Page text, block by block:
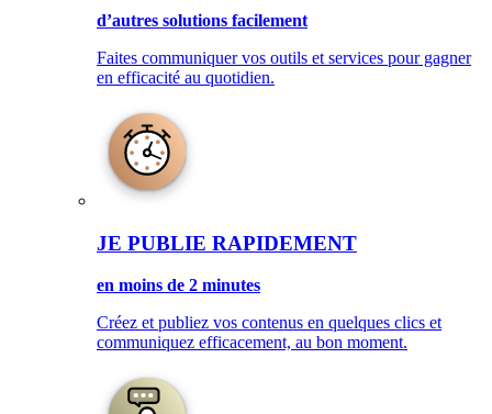
d’autres solutions facilement
Faites communiquer vos outils et services pour gagner
en efficacité au quotidien.
JE PUBLIE RAPIDEMENT
en moins de 2 minutes
Créez et publiez vos contenus en quelques clics et
communiquez efficacement, au bon moment.